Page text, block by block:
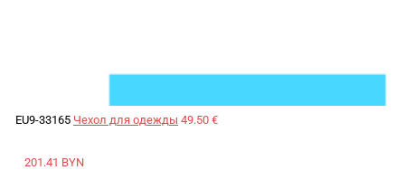
EU9-33165 Чехол для одежды 49.50 €
201.41 BYN